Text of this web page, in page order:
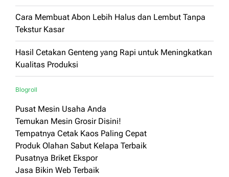
Cara Membuat Abon Lebih Halus dan Lembut Tanpa
Tekstur Kasar
Hasil Cetakan Genteng yang Rapi untuk Meningkatkan
Kualitas Produksi
Blogroll
Pusat Mesin Usaha Anda
Temukan Mesin Grosir Disini!
Tempatnya Cetak Kaos Paling Cepat
Produk Olahan Sabut Kelapa Terbaik
Pusatnya Briket Ekspor
Jasa Bikin Web Terbaik